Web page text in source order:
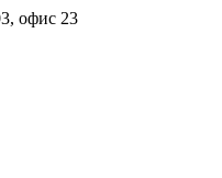
офис 23